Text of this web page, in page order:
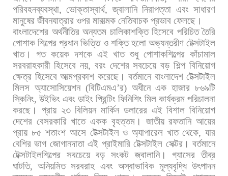
পরিবহনব্যবস্থা,ভোক্তাস্বার্থ,জ্বালানি নিরাপত্তা এবং সাধারণ
মানুষের জীবনযাত্রার ওপর মারাত্মক নেতিবাচক প্রভাব ফেলছে।
বাংলাদেশের অর্থনীতির অন্যতম চালিকাশক্তি হিসেবে পরিচিত তৈরি
পোশাক শিল্পের প্রধান ভিত্তি ও শক্তি হলো অভ্যন্তরীণ টেক্সটাইল
খাত।
গত কয়েক দশকে এই খাত শুধু পোশাকশিল্পের কাঁচামাল
সরবরাহকারী হিসেবে নয়, বরং দেশের সবচেয়ে বড় শিল্প বিনিয়োগ
ক্ষেত্র হিসেবে আত্মপ্রকাশ করেছে। বর্তমানে বাংলাদেশ টেক্সটাইল
মিলস অ্যাসোসিয়েশন(বিটিএমএ’র) অধীনে এক হাজার ৮৬৯টি
স্কিনিং, উইভিং এবং ডাইং প্রিন্টিং ফিনিশিং মিল কার্যক্রম পরিচালনা
করছে।
প্রায় ২৩ বিলিয়ন মার্কিন ডলারের এই বিশাল বিনিয়োগ
দেশের বেসরকারি খাতে একক বৃহত্তম। জাতীয় রফতানি আয়ের
প্রায় ৮৫ শতাংশ আসে টেক্সটাইল ও অ্যাপারেল খাত থেকে,যার
বেশির ভাগ জোগানদাতা এই প্রাইমারি টেক্সটাইল সেক্টর। বর্তমানে
টেক্সটাইলশিল্পের সবচেয়ে বড় সংকট জ্বালানি। গ্যাসের তীব্র
ঘাটতি,অনিয়মিত সরবরাহ এবং অস্বাভাবিক মূল্যবৃদ্ধি উৎপাদন